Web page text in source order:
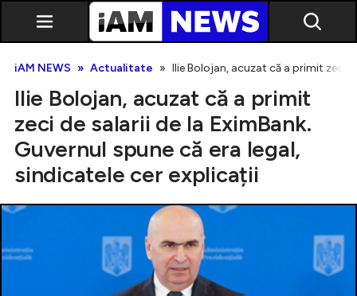
Exclusiv
iAM NEWS Actualitate Ilie Bolojan, acuzat că a primit zeci
Ilie Bolojan, acuzat că a primit
zeci de salarii de la EximBank.
Guvernul spune că era legal,
sindicatele cer explicații